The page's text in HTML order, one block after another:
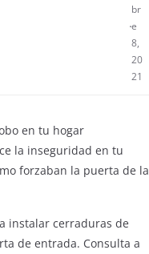
br
e
8,
20
21
en tu hogar
la inseguridad en tu
forzaban la puerta de la
instalar cerraduras de
de entrada. Consulta a